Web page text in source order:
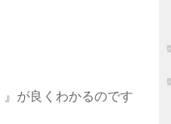
』が良くわかるのです